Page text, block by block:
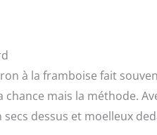
à la framboise fait
chance mais la méthode.
dessus et moelleux